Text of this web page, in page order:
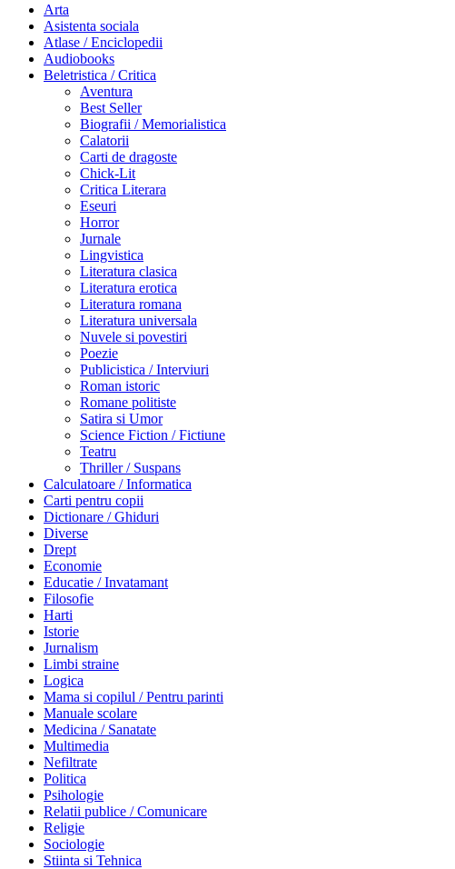
Arta
Asistenta sociala
Atlase / Enciclopedii
Audiobooks
Beletristica / Critica
Aventura
Best Seller
Biografii / Memorialistica
Calatorii
Carti de dragoste
Chick-Lit
Critica Literara
Eseuri
Horror
Jurnale
Lingvistica
Literatura clasica
Literatura erotica
Literatura romana
Literatura universala
Nuvele si povestiri
Poezie
Publicistica / Interviuri
Roman istoric
Romane politiste
Satira si Umor
Science Fiction / Fictiune
Teatru
Thriller / Suspans
Calculatoare / Informatica
Carti pentru copii
Dictionare / Ghiduri
Diverse
Drept
Economie
Educatie / Invatamant
Filosofie
Harti
Istorie
Jurnalism
Limbi straine
Logica
Mama si copilul / Pentru parinti
Manuale scolare
Medicina / Sanatate
Multimedia
Nefiltrate
Politica
Psihologie
Relatii publice / Comunicare
Religie
Sociologie
Stiinta si Tehnica